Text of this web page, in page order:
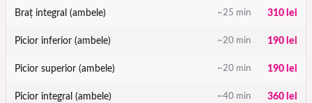
Braț integral (ambele) ~25 min 310 lei
Picior inferior (ambele) ~20 min 190 lei
Picior superior (ambele) ~20 min 190 lei
Picior integral (ambele) ~40 min 360 lei